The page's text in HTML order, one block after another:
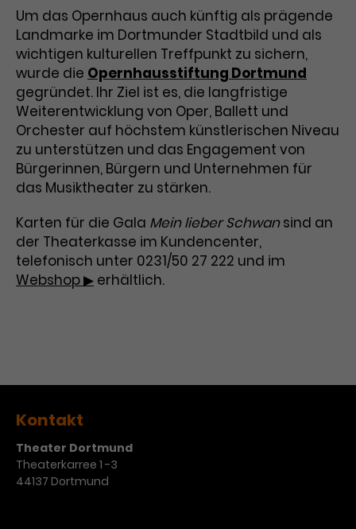
Zweck
gesetztes Cookie. Bestimmte
Daten werden nur maximal einmal
pro Minute an Google Analytics
gesendet. Solange es gesetzt ist,
werden bestimmte
Datenübertragungen
unterbunden.
Remarketing-Funktionen
bereitzustellen.
Name IDE
Anbieter Google / DoubleClick
Laufzeit 1 Jahr
Zweck
personalisierter Werbung und
misst die Wirksamkeit von
Werbekampagnen über
verschiedene Websites hinweg.
Um das Opernhaus auch künftig als prägende
Landmarke im Dortmunder Stadtbild und als
wichtigen kulturellen Treffpunkt zu sichern,
wurde die Opernhausstiftung Dortmund
gegründet. Ihr Ziel ist es, die langfristige
Weiterentwicklung von Oper, Ballett und
Orchester auf höchstem künstlerischen Niveau
zu unterstützen und das Engagement von
Bürgerinnen, Bürgern und Unternehmen für
das Musiktheater zu stärken.
Karten für die Gala Mein lieber Schwansind an
der Theaterkasse im Kundencenter,
telefonisch unter 0231/50 27 222 und im
Webshop ▶ erhältlich.
Kontakt
Theater Dortmund
Theaterkarree 1 -3
44137 Dortmund